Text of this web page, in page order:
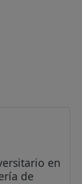
en
de